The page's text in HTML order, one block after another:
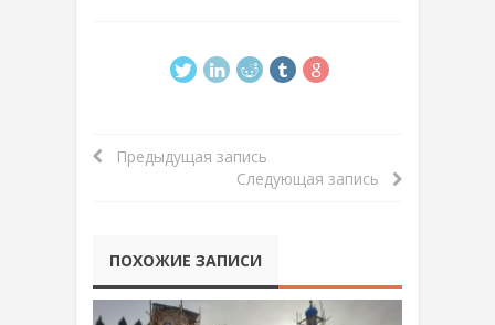
Предыдущая запись
Следующая запись
ПОХОЖИЕ ЗАПИСИ